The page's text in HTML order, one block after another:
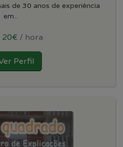
de 30 anos de experiência
em...
20€ / hora
Perfil